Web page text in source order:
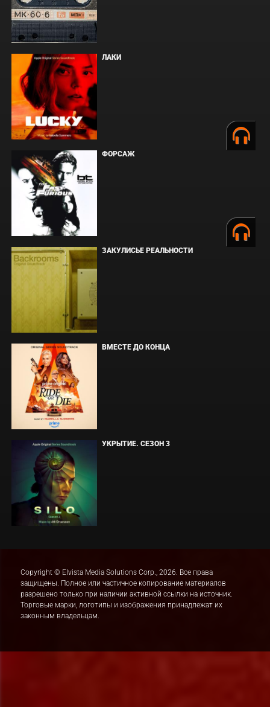
ЛАКИ
ФОРСАЖ
ЗАКУЛИСЬЕ РЕАЛЬНОСТИ
ВМЕСТЕ ДО КОНЦА
УКРЫТИЕ. СЕЗОН 3
Copyright © Elvista Media Solutions Corp., 2026. Все права
защищены. Полное или частичное копирование материалов
разрешено только при наличии активной ссылки на источник.
Торговые марки, логотипы и изображения принадлежат их
законным владельцам.